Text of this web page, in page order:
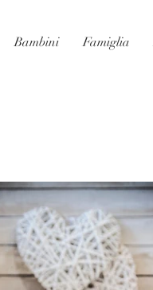
Bambini Famiglia